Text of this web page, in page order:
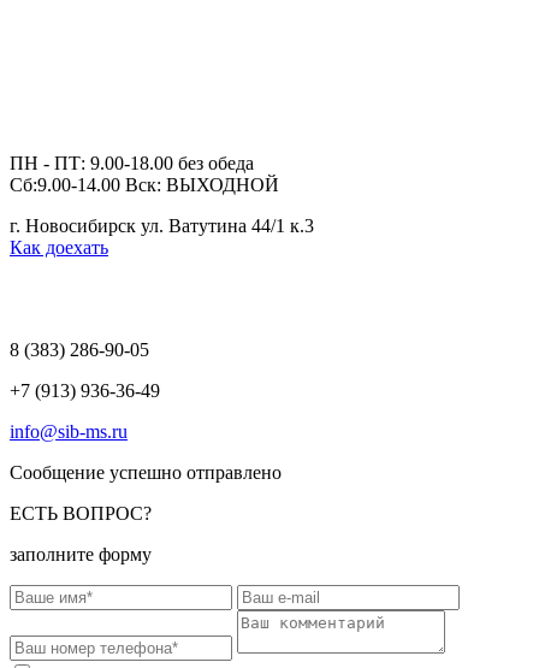
ПН - ПТ: 9.00-18.00 без обеда
Сб:9.00-14.00 Вск: ВЫХОДНОЙ
г. Новосибирск ул. Ватутина 44/1 к.3
Как доехать
8 (383) 286-90-05
+7 (913) 936-36-49
info@sib-ms.ru
Сообщение успешно отправлено
ЕСТЬ ВОПРОС?
заполните форму